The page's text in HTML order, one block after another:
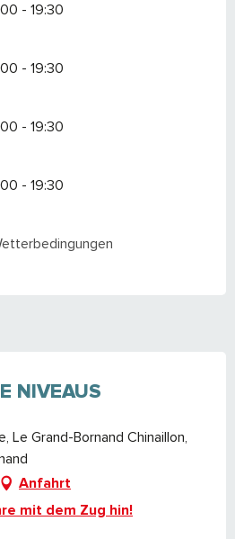
- 19:30
- 19:30
- 19:30
- 19:30
NIVEAUS
Le Grand-Bornand Chinaillon,
Anfahrt
mit dem Zug hin!